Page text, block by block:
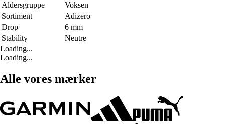
Aldersgruppe
Voksen
Sortiment
Adizero
Drop
6 mm
Stability
Neutre
Loading...
Loading...
Alle vores mærker